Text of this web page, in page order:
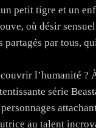
petit tigre et un
où désir
par tous,
l’humanité ?
série
au talent